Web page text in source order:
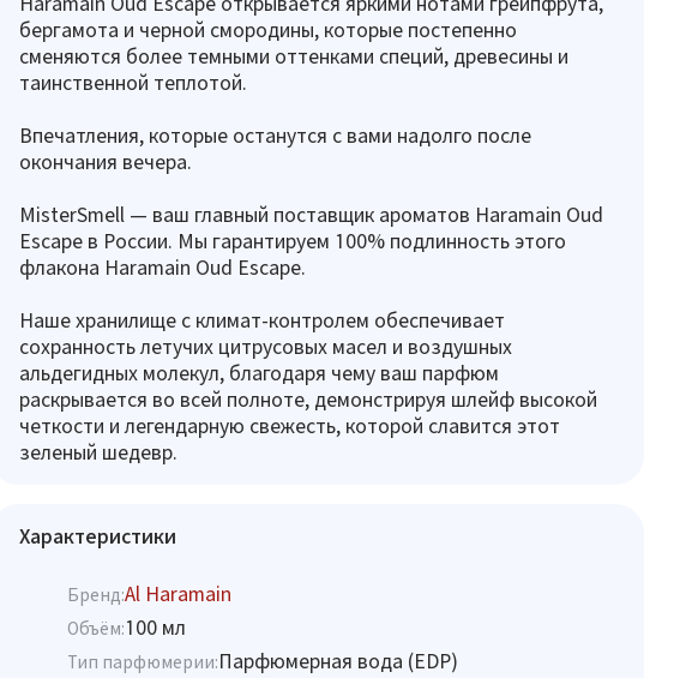
бергамота и черной смородины, которые постепенно
сменяются более темными оттенками специй, древесины и
таинственной теплотой.
Впечатления, которые останутся с вами надолго после
окончания вечера.
MisterSmell — ваш главный поставщик ароматов Haramain Oud
Escape в России. Мы гарантируем 100% подлинность этого
флакона Haramain Oud Escape.
Наше хранилище с климат-контролем обеспечивает
сохранность летучих цитрусовых масел и воздушных
альдегидных молекул, благодаря чему ваш парфюм
раскрывается во всей полноте, демонстрируя шлейф высокой
четкости и легендарную свежесть, которой славится этот
зеленый шедевр.
Характеристики
Бренд:Al Haramain
Объём:100 мл
Тип парфюмерии:Парфюмерная вода (EDP)